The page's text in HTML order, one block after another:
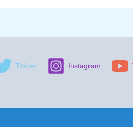
Twitter Instagram